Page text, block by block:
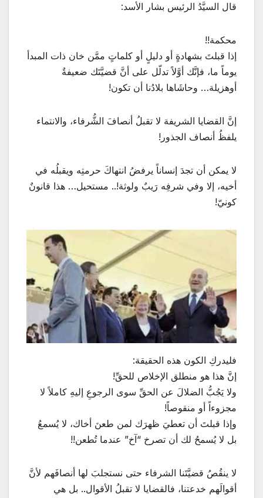
قال السيَّدُ الرئيس بشار الأسد:
محكمة!!
إذا قبلتَ بشهادةٍ أو دليلٍ أو كلماتٍ ممَّن خان ذات المبدأ
يوماً ما، فإنَّك أوَّلاً تدلّل على أنَّ قضيَّتَك ضعيفةٌ
أوهزيلة… وحاشَاها بلادُنا أن تكون!
إنَّ القضايا الشريفة لا تقبلُ أنصافَ الشُّرفاء، والانتماء
يلفظُ أنصاف الجذور!
لا يمكن أن تجدَ إنساناً يرفضُ انتهاكَ حرمتِه ويقبلُه في
أخيه، إلا وفي شرفِه رَيبٌ ولوثة!.. مستحيل… هذا قانونٌ
كونيّ!
فليدركِ الكون هذه الحقيقة:
إنَّ هذا هو منطلق الإخلاص للحقِّ!
ولا يَجُبُّ الضلالَ عن الحقِّ سوى الرجوعِ إليهِ كاملاً لا
مجزوءاً أو منقوصاً!
وإذا قبلتَ أن تعطيَ ظهرَك لمن طعنَ أخاك، لا يُسمعُ
بل لا يُسمحُ لك أن تصرخ “آخ” عندما تُطعن!!
لا ينقُصُ قضيَّتَنا الشرفاء حتى نستجلبَ لها أنصافَهم لأنَّ
أقوالَهم خدعتنا، فالقضايا لا تقبلُ الأقوال.. بل هي